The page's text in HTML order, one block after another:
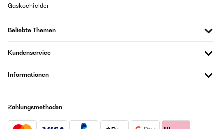
Gaskochfelder
Beliebte Themen
Kundenservice
Informationen
Zahlungsmethoden